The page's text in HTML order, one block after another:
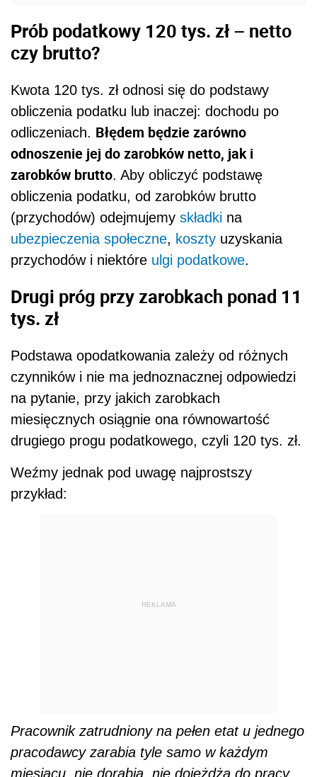
Prób podatkowy 120 tys. zł – netto
czy brutto?
Kwota 120 tys. zł odnosi się do podstawy
obliczenia podatku lub inaczej: dochodu po
odliczeniach. Błędem będzie zarówno
odnoszenie jej do zarobków netto, jak i
zarobków brutto. Aby obliczyć podstawę
obliczenia podatku, od zarobków brutto
(przychodów) odejmujemy składki na
ubezpieczenia społeczne, koszty uzyskania
przychodów i niektóre ulgi podatkowe.
Drugi próg przy zarobkach ponad 11
tys. zł
Podstawa opodatkowania zależy od różnych
czynników i nie ma jednoznacznej odpowiedzi
na pytanie, przy jakich zarobkach
miesięcznych osiągnie ona równowartość
drugiego progu podatkowego, czyli 120 tys. zł.
Weźmy jednak pod uwagę najprostszy
przykład:
REKLAMA
Pracownik zatrudniony na pełen etat u jednego
pracodawcy zarabia tyle samo w każdym
miesiącu, nie dorabia, nie dojeżdża do pracy,